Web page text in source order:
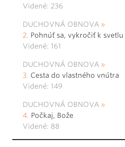
Videné: 236
DUCHOVNÁ OBNOVA
Pohnúť sa, vykročiť k svetlu
Videné: 161
DUCHOVNÁ OBNOVA
Cesta do vlastného vnútra
Videné: 149
DUCHOVNÁ OBNOVA
Počkaj, Bože
Videné: 88